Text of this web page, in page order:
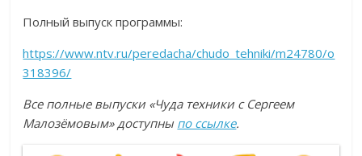
Полный выпуск программы:
https://www.ntv.ru/peredacha/chudo_tehniki/m24780/o
318396/
Все полные выпуски «Чуда техники с Сергеем
Малозёмовым» доступны по ссылке.